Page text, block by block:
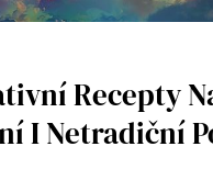
Recepty
⁢i Netradiční